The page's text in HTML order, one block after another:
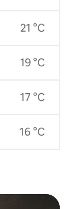
21 °C
19 °C
17 °C
16 °C